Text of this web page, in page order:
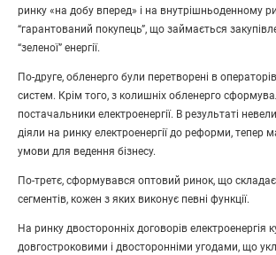
ринку «на добу вперед» і на внутрішньоденному
“гарантований покупець”, що займається
“зеленої” енергії.
По-друге, обленерго були перетворені в
систем. Крім того, з колишніх обленерго
постачальники електроенергії. В результаті
діяли на ринку електроенергії до реформи, тепер
умови для ведення бізнесу.
По-третє, сформувався оптовий ринок, що
сегментів, кожен з яких виконує певні функції.
На ринку двосторонніх договорів електроенергія
довгостроковими і двосторонніми угодами, що